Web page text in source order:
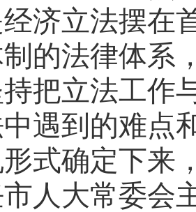
济立法摆在
的法律体系
持把立法工作
遇到的难点
式确定下来
人大常委会